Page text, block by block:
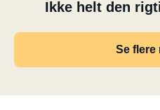
Ikke helt den
Se flere